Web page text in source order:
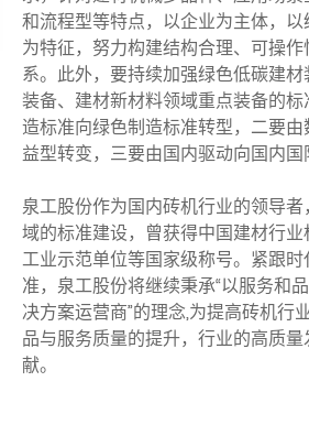
和流程型等特点，以企业为主体，
为特征，努力构建结构合理、可操
系。此外，要持续加强绿色低碳建
装备、建材新材料领域重点装备的
造标准向绿色制造标准转型，二要
益型转变，三要由国内驱动向国内国
泉工股份作为国内砖机行业的领导
域的标准建设，曾获得中国建材行
工业示范单位等国家级称号。紧跟
准，泉工股份将继续秉承“以服务和
决方案运营商”的理念,为提高砖机行
品与服务质量的提升，行业的高质
献。